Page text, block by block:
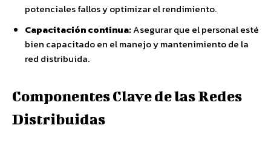
potenciales fallos y optimizar el rendimiento.
Capacitación continua:Asegurar que el personal esté
bien capacitado en el manejo y mantenimiento de la
red distribuida.
Componentes Clave de las Redes
Distribuidas